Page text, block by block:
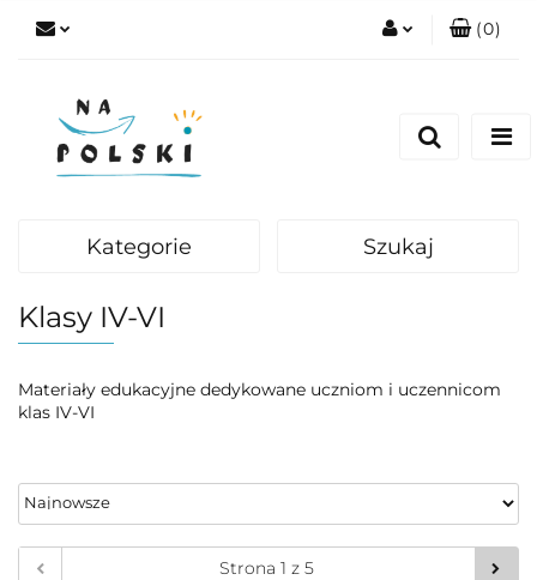
(0)
Kategorie Szukaj
Klasy IV-VI
Materiały edukacyjne dedykowane uczniom i uczennicom
klas IV-VI